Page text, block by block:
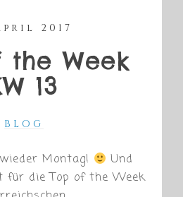
2017
Week
13
BLOG
Montag!
Und
die Top of the Week